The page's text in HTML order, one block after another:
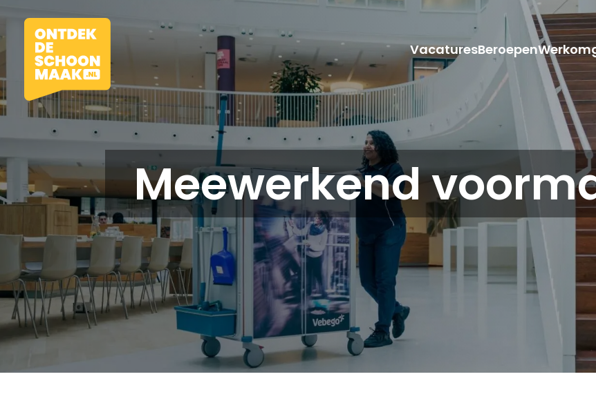
VacaturesBeroepen
Meewerkend
Vacatures
Beroepen
Werkomgevingen
Opleidingen
Werkgevers